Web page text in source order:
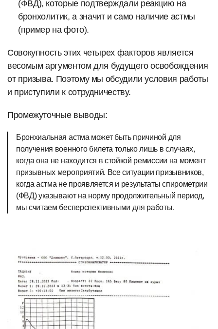
(ФВД), которые подтверждали реакцию на
бронхолитик, а значит и само наличие астмы
(пример на фото).
Совокупность этих четырех факторов является
весомым аргументом для будущего освобождения
от призыва. Поэтому мы обсудили условия работы
и приступили к сотрудничеству.
Промежуточные выводы:
Бронхиальная астма может быть причиной для
получения военного билета только лишь в случаях,
когда она не находится в стойкой ремиссии на момент
призывных мероприятий. Все ситуации призывников,
когда астма не проявляется и результаты спирометрии
(ФВД) указывают на норму продолжительный период,
мы считаем бесперспективными для работы.